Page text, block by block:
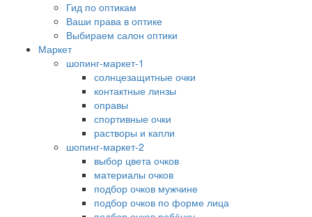
Гид по оптикам
Ваши права в оптике
Выбираем салон оптики
Маркет
шопинг-маркет-1
солнцезащитные очки
контактные линзы
оправы
спортивные очки
растворы и капли
шопинг-маркет-2
выбор цвета очков
материалы очков
подбор очков мужчине
подбор очков по форме лица